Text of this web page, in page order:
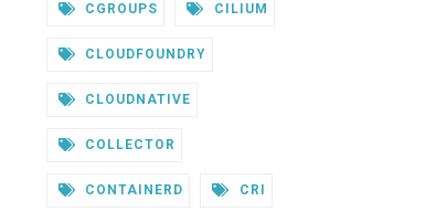
CGROUPS CILIUM
CLOUDFOUNDRY
CLOUDNATIVE
COLLECTOR
CONTAINERD CRI